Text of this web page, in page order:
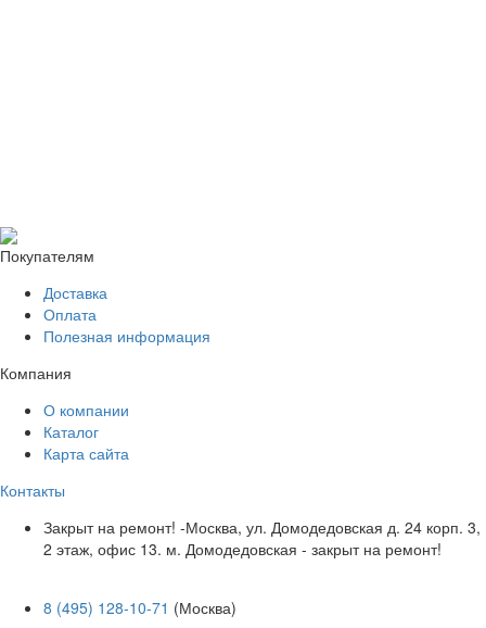
Покупателям
Доставка
Оплата
Полезная информация
Компания
О компании
Каталог
Карта сайта
Контакты
Закрыт на ремонт! -Москва, ул. Домодедовская д. 24 корп. 3,
2 этаж, офис 13. м. Домодедовская - закрыт на ремонт!
8 (495) 128-10-71 (Москва)